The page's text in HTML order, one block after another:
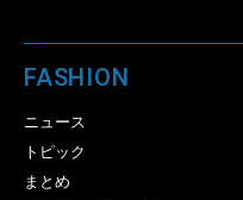
FASHION
ニュース
トピック
まとめ